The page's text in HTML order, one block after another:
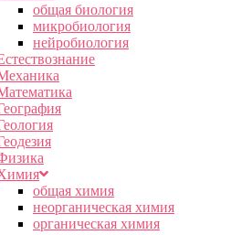
общая биология
микробиология
нейробиология
общая химия
неорганическая химия
органическая химия